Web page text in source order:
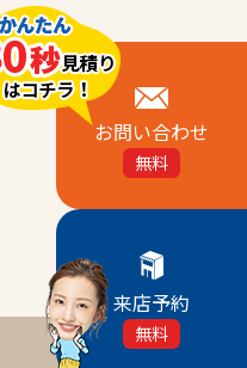
お問い合わせ
無料
来店予約
無料